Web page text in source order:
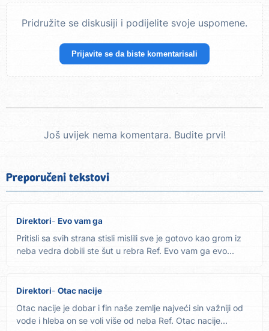
Pridružite se diskusiji i podijelite svoje uspomene.
Prijavite se da biste komentarisali
Još uvijek nema komentara. Budite prvi!
Preporučeni tekstovi
Direktori Evo vam ga
Pritisli sa svih strana stisli mislili sve je gotovo kao grom iz
neba vedra dobili ste šut u rebra Ref. Evo vam ga evo...
Direktori Otac nacije
Otac nacije je dobar i fin naše zemlje najveći sin važniji od
vode i hleba on se voli više od neba Ref. Otac nacije...